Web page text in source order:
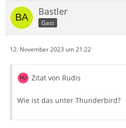
Bastler
Gast
12. November 2023 um 21:22
Zitat von Rudis
Wie ist das unter Thunderbird?